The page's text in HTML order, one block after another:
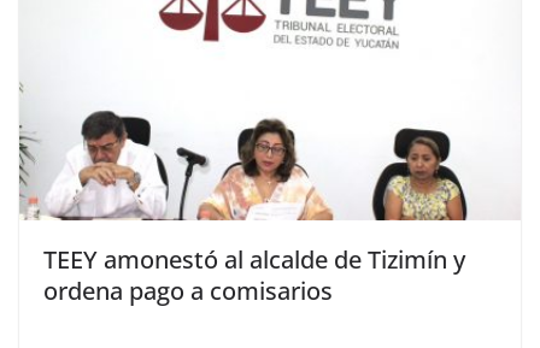
TEEY amonestó al alcalde de Tizimín y
ordena pago a comisarios